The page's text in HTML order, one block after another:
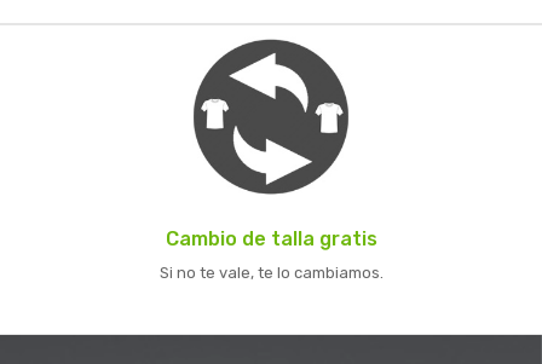
Cambio de talla gratis
Si no te vale, te lo cambiamos.